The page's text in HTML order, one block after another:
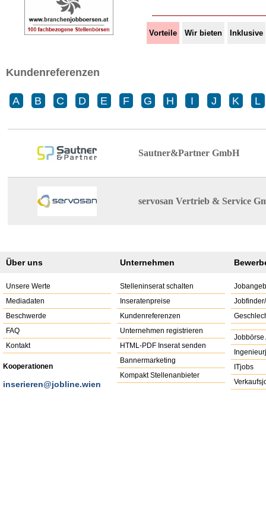
Vorteile Wir bieten Inklusive
Kundenreferenzen
A B C D E F G H I J K L
Sautner&Partner GmbH
servosan Vertrieb & Service
Über uns
Unsere Werte
Mediadaten
Beschwerde
FAQ
Kontakt
Kooperationen
inserieren@jobline.wien
Unternehmen
Stelleninserat schalten
Inseratenpreise
Kundenreferenzen
Unternehmen registrieren
HTML-PDF Inserat senden
Bannermarketing
Kompakt Stellenanbieter
Jobbörse
ITjobs